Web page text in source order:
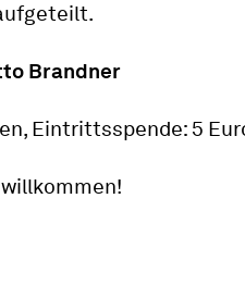
Brandner
Eintrittsspende: 5